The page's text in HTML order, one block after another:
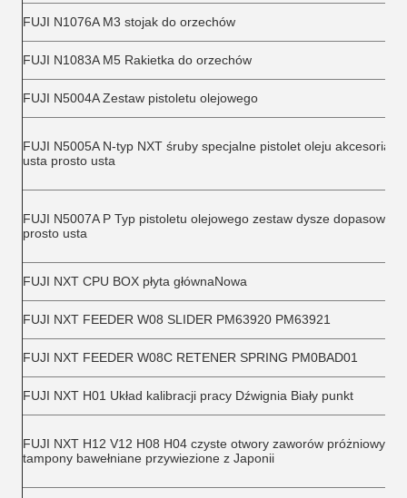
FUJI N1076A M3 stojak do orzechów
FUJI N1083A M5 Rakietka do orzechów
FUJI N5004A Zestaw pistoletu olejowego
FUJI N5005A N-typ NXT śruby specjalne pistolet oleju akcesoria
usta prosto usta
FUJI N5007A P Typ pistoletu olejowego zestaw dysze
prosto usta
FUJI NXT CPU BOX płyta głównaNowa
FUJI NXT FEEDER W08 SLIDER PM63920 PM63921
FUJI NXT FEEDER W08C RETENER SPRING PM0BAD01
FUJI NXT H01 Układ kalibracji pracy Dźwignia Biały punkt
FUJI NXT H12 V12 H08 H04 czyste otwory zaworów próżniowych
tampony bawełniane przywiezione z Japonii